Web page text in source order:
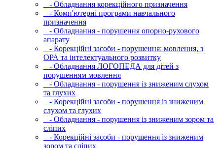
- Обладнання корекційного призначення
- Комп'ютерні програми навчального
призначення
- Обладнання - порушення опорно-рухового
апарату
- Корекційні засоби - порушення: мовлення, з
ОРА та інтелектуального розвитку
- Обладнання ЛОГОПЕДА для дітей з
порушенням мовлення
- Обладнання - порушення із зниженим слухом
та глухих
- Корекційні засоби - порушення із зниженим
слухом та глухих
- Обладнання - порушення із зниженим зором та
сліпих
- Корекційні засоби - порушення із зниженим
зором та сліпих